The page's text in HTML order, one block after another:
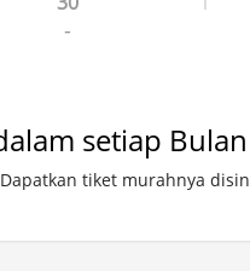
-
setiap Bulan
tiket murahnya